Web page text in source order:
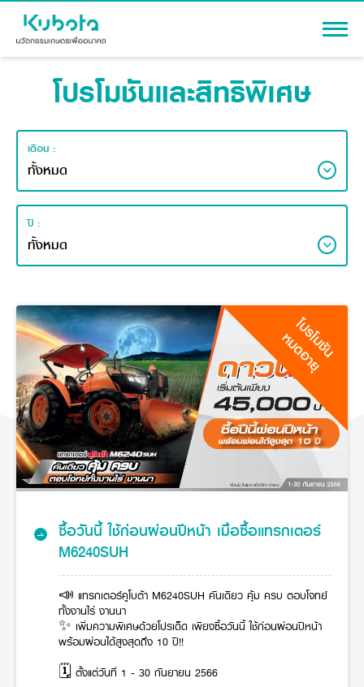
สินค้า
เครื่องจักรกลการเกษตร
แทรกเตอร์
อุปกรณ์ต่อพ่วงแทรกเตอร์
รถเกี่ยวนวดข้าว
ชุดอุปกรณ์เสริมรถดำนา
เครื่องยนต์ดีเซล
รถไถ
สินค้าอื่น ๆ
เครื่องจักรกลก่อสร้าง
รถขุดขนาดเล็ก
อุปกรณ์ต่อพ่วงรถขุด
รถตักล้อยาง
โดรนการเกษตร
โปรโมชัน
สาระความรู้
เครื่องจักรกลการเกษตร
เครื่องจักรกลการเกษตร
ศูนย์จำหน่ายกล้าแผ่นฯ
ศูนย์จำหน่ายกล้าแผ่นคูโบต้า
สิ่งที่ผู้ลงทุนจะได้รับ
การลงทุนรายได้และจุดคุ้มทุน
วัสดุอุปกรณ์
ขั้นตอนการเข้าร่วมโครงการ
ข้อมูลองค์กร
รู้จักสยามคูโบต้า
ประวัติบริษัท
วิสัยทัศน์และนโยบาย
4 หัวใจหลักของธุรกิจ
มาตรฐานสู่ความเป็นผู้นำในเอเชีย
ธุรกิจต่างประเทศ
ที่มา
สินค้าที่ส่งออก
สำนักงานต่างประเทศ
ศูนย์บริการในต่างประเทศ
ประเทศคู่ค้า
สมัครงาน
สมัครงานคูโบต้า
ตำแหน่งงานว่าง
นักศึกษาฝึกงาน
สวัสดิการพนักงาน
ข่าวสาร
ข่าวสาร
ข่าวและกิจกรรมที่แนะนำ
ข่าวสารองค์กร
โฆษณาคูโบต้า
ข่าวกิจกรรมเพื่อสังคม
โครงการตามแนวพระราชดำริ
การพัฒนาชุมชน และสังคม
การศึกษา และเยาวชน
สิ่งแวดล้อมความปลอดภัยและอาชีวอนามัย
คูโบต้าร่วมมือเกษตรร่วมใจ
ออนไลน์โชว์รูม
บริการหลังการขาย
เช่าซื้อ
คูโบต้า สโตร์
KAS เกษตรครบวงจร
คูโบต้าฟาร์ม
คูโบต้าแฟมิลี่
โปรโมชันและสิทธิพิเศษ
เดือน :
ปี :
โปรโมชัน
หมดอายุ
ซื้อวันนี้ ใช้ก่อนผ่อนปีหน้า เมื่อซื้อแทรกเตอร์
M6240SUH
📣 แทรกเตอร์คูโบต้า M6240SUH คันเดียว คุ้ม ครบ ตอบโจทย์
ทั้งงานไร่ งานนา
✨ เพิ่มความพิเศษด้วยโปรเด็ด เพียงซื้อวันนี้ ใช้ก่อนผ่อนปีหน้า
พร้อมผ่อนได้สูงสุดถึง 10 ปี!!
🗓 ตั้งแต่วันที่ 1 - 30 กันยายน 2566